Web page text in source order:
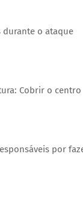
durante o ataque
Cobrir o centro
por